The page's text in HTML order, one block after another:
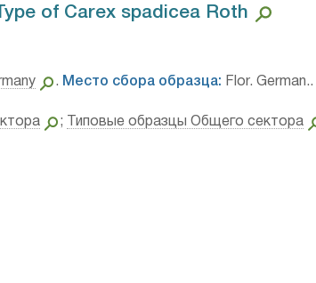
Type of Carex spadicea Roth⁣
. Место сбора образца: Flor. German..
; Типовые образцы Общего сектора